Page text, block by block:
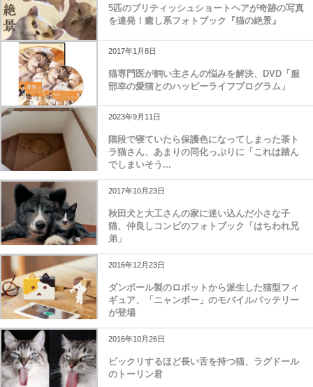
5匹のブリティッシュショートヘアが奇跡の写真
を連発！癒し系フォトブック『猫の絶景』
2017年1月8日
猫専門医が飼い主さんの悩みを解決、DVD「服
部幸の愛猫とのハッピーライフプログラム」
2023年9月11日
階段で寝ていたら保護色になってしまった茶ト
ラ猫さん、あまりの同化っぷりに「これは踏ん
でしまいそう...
2017年10月23日
秋田犬と大工さんの家に迷い込んだ小さな子
猫、仲良しコンビのフォトブック「はちわれ兄
弟」
2016年12月23日
ダンボール製のロボットから派生した猫型フィ
ギュア、「ニャンボー」のモバイルバッテリー
が登場
2016年10月26日
ビックリするほど長い舌を持つ猫、ラグドール
のトーリン君